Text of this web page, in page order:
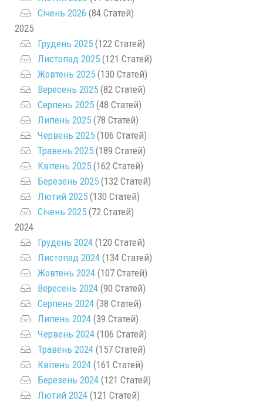
Січень 2026 (84 Статей)
2025
Грудень 2025 (122 Статей)
Листопад 2025 (121 Статей)
Жовтень 2025 (130 Статей)
Вересень 2025 (82 Статей)
Серпень 2025 (48 Статей)
Липень 2025 (78 Статей)
Червень 2025 (106 Статей)
Травень 2025 (189 Статей)
Квітень 2025 (162 Статей)
Березень 2025 (132 Статей)
Лютий 2025 (130 Статей)
Січень 2025 (72 Статей)
2024
Грудень 2024 (120 Статей)
Листопад 2024 (134 Статей)
Жовтень 2024 (107 Статей)
Вересень 2024 (90 Статей)
Серпень 2024 (38 Статей)
Липень 2024 (39 Статей)
Червень 2024 (106 Статей)
Травень 2024 (157 Статей)
Квітень 2024 (161 Статей)
Березень 2024 (121 Статей)
Лютий 2024 (121 Статей)